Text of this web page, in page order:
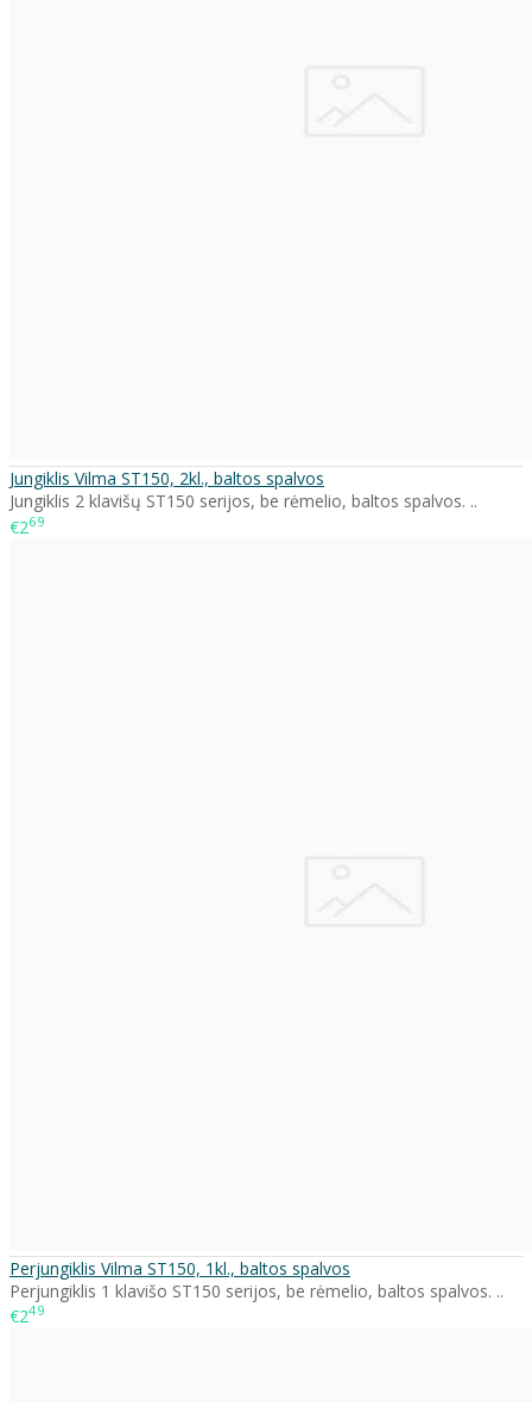
Jungiklis Vilma ST150, 2kl., baltos spalvos
Jungiklis 2 klavišų ST150 serijos, be rėmelio, baltos spalvos. ..
€269
Perjungiklis Vilma ST150, 1kl., baltos spalvos
Perjungiklis 1 klavišo ST150 serijos, be rėmelio, baltos spalvos. ..
€249